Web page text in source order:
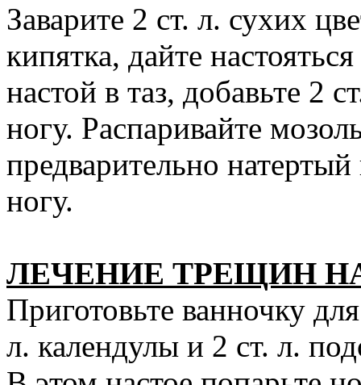
Заварите 2 ст. л. сухих
кипятка, дайте
настой в таз, добавьте 2
ногу. Распаривайте
предварительно
ногу.
ЛЕЧЕНИЕ ТРЕЩИН
Приготовьте ванночку
л. календулы и 2 ст. л.